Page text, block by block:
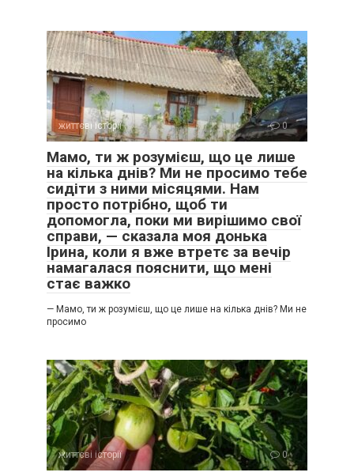
життєві історії 0
Мамо, ти ж розумієш, що це лише
на кілька днів? Ми не просимо тебе
сидіти з ними місяцями. Нам
просто потрібно, щоб ти
допомогла, поки ми вирішимо свої
справи, — сказала моя донька
Ірина, коли я вже втретє за вечір
намагалася пояснити, що мені
стає важко
— Мамо, ти ж розумієш, що це лише на кілька днів? Ми не
просимо
життєві історії 0